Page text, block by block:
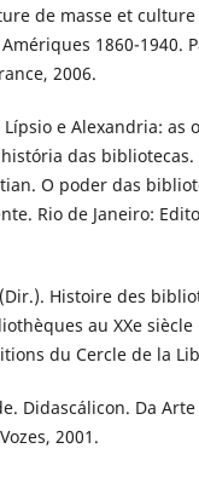
de masse et
1860-1940.
2006.
Lípsio e Alexandria: as
das bibliotecas.
O poder das
Rio de Janeiro:
Histoire des
au XXe siècle
du Cercle de la
Didascálicon. Da
2001.